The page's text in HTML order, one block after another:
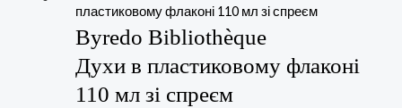
Byredo Bibliothèque
Духи в пластиковому флаконі
110 мл зі спреєм